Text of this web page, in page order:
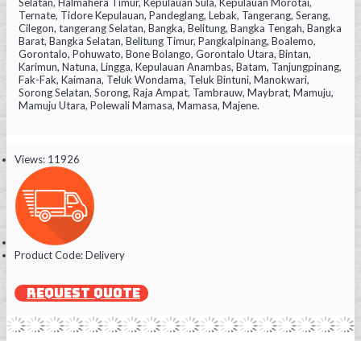
Ternate, Tidore Kepulauan, Pandeglang, Lebak, Tangerang, Serang,
Cilegon, tangerang Selatan, Bangka, Belitung, Bangka Tengah, Bangka
Barat, Bangka Selatan, Belitung Timur, Pangkalpinang, Boalemo,
Gorontalo, Pohuwato, Bone Bolango, Gorontalo Utara, Bintan,
Karimun, Natuna, Lingga, Kepulauan Anambas, Batam, Tanjungpinang,
Fak-Fak, Kaimana, Teluk Wondama, Teluk Bintuni, Manokwari,
Sorong Selatan, Sorong, Raja Ampat, Tambrauw, Maybrat, Mamuju,
Mamuju Utara, Polewali Mamasa, Mamasa, Majene.
Views: 11926
Product Code:Delivery
REQUEST QUOTE